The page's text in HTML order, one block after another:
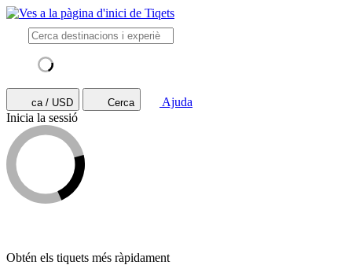
ca / USD Cerca
Ajuda
Inicia la sessió
Obtén els tiquets més ràpidament